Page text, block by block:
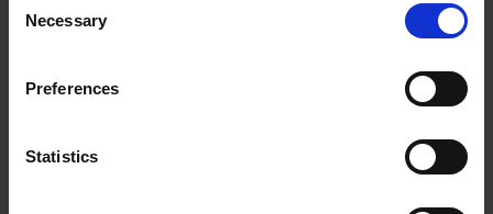
such cookies after having received your consent. You
may withdraw your consent at any time by using the link
. If you would like to know more how
we process your personal data, please visit our
Privacy
Selection
Necessary
Preferences
Statistics